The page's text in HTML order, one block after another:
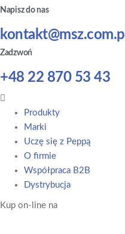
Napisz do nas
kontakt@msz.com.pl
Zadzwoń
+48 22 870 53 43
Main
Menu
Produkty
Marki
Uczę się z Peppą
O firmie
Współpraca B2B
Dystrybucja
Kup on-line na